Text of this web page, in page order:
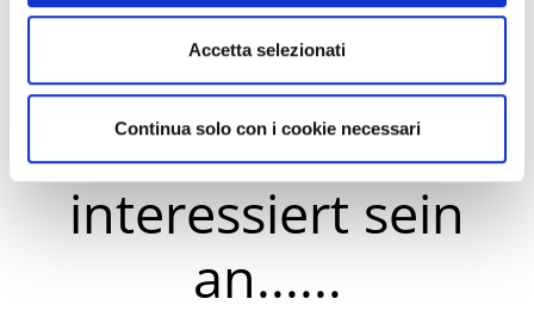
Accetta selezionati
Continua solo con i cookie necessari
Sie könnten auch
interessiert sein
an......